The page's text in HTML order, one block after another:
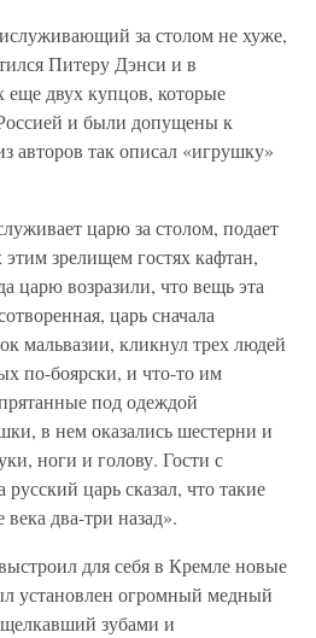
за столом не хуже,
Питеру Дэнси и в
еще двух купцов, которые
и были допущены к
авторов так описал «игрушку»
царю за столом, подает
зрелищем гостях кафтан,
царю возразили, что вещь эта
царь сначала
мальвазии, кликнул трех людей
по-боярски, и что-то им
под одеждой
в нем оказались шестерни и
ноги и голову. Гости с
русский царь сказал, что такие
два-три назад».
для себя в Кремле новые
установлен огромный медный
зубами и